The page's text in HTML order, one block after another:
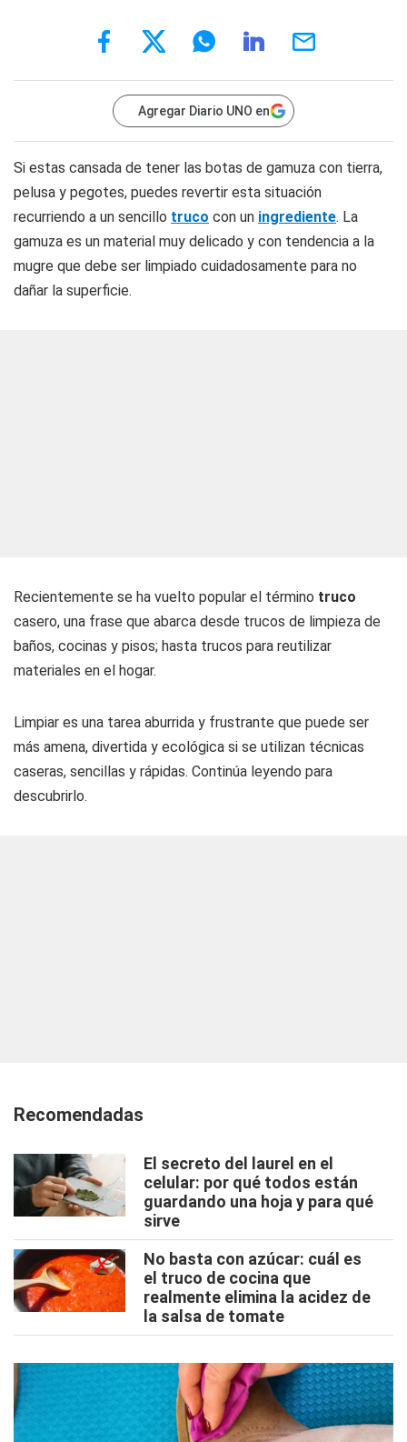
Agregar Diario UNO en
Si estas cansada de tener las botas de gamuza con tierra,
pelusa y pegotes, puedes revertir esta situación
recurriendo a un sencillo truco con un ingrediente. La
gamuza es un material muy delicado y con tendencia a la
mugre que debe ser limpiado cuidadosamente para no
dañar la superficie.
Recientemente se ha vuelto popular el término truco
casero, una frase que abarca desde trucos de limpieza de
baños, cocinas y pisos; hasta trucos para reutilizar
materiales en el hogar.
Limpiar es una tarea aburrida y frustrante que puede ser
más amena, divertida y ecológica si se utilizan técnicas
caseras, sencillas y rápidas. Continúa leyendo para
descubrirlo.
Recomendadas
El secreto del laurel en el
celular: por qué todos están
guardando una hoja y para qué
sirve
No basta con azúcar: cuál es
el truco de cocina que
realmente elimina la acidez de
la salsa de tomate